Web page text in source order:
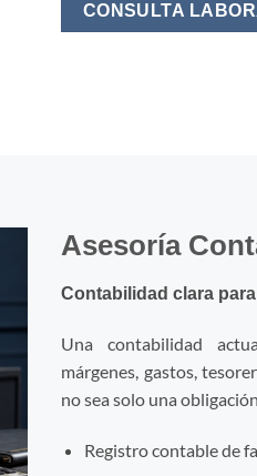
CONSULTA
Asesoría
Contabilidad clara
Una contabilidad
márgenes, gastos,
no sea solo una
Registro contable de